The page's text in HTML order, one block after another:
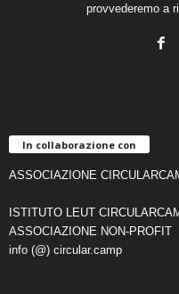
provvederemo a
In collaborazione con
ASSOCIAZIONE
ISTITUTO LEUT
ASSOCIAZIONE NON-PROFIT
info (@) circular.camp